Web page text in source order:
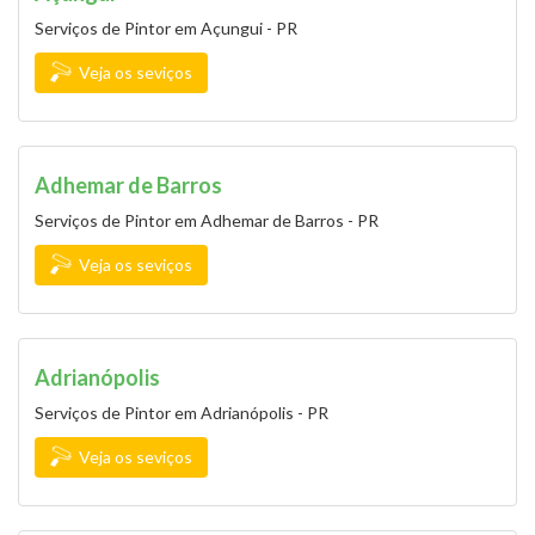
Serviços de Pintor em Açungui - PR
Veja os seviços
Adhemar de Barros
Serviços de Pintor em Adhemar de Barros - PR
Veja os seviços
Adrianópolis
Serviços de Pintor em Adrianópolis - PR
Veja os seviços